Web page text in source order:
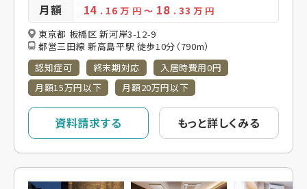
月額 14 . 16万 円 ～ 18 . 33 万 円
東京都 板橋区 新河岸3-12-9
都営三田線 新高島平駅 徒歩10分（790m）
認知症可
終末期対応
入居時費用0円
月額15万円以下
月額20万円以下
資料請求する もっと詳しくみる